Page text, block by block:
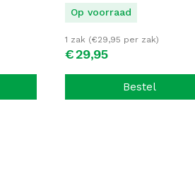
Op voorraad
€29,95
1 zak (€29,95 per zak)
Bestel